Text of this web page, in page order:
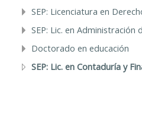
SEP: Licenciatura en
SEP: Lic. en Administración
Doctorado en educación
SEP: Lic. en Contaduría y